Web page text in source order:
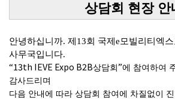
상담회 현장 안
안녕하십니까. 제 13회 국제 e모빌리티엑스
사무국입니다.
“13th IEVE Expo B2B상담회”에 참여하여
감사드리며
다음 안내에 따라 상담회 참여에 차질없이